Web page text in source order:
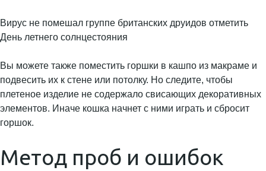
Вирус не помешал группе британских друидов отметить
День летнего солнцестояния
Вы можете также поместить горшки в кашпо из макраме и
подвесить их к стене или потолку. Но следите, чтобы
плетеное изделие не содержало свисающих декоративных
элементов. Иначе кошка начнет с ними играть и сбросит
горшок.
Метод проб и ошибок